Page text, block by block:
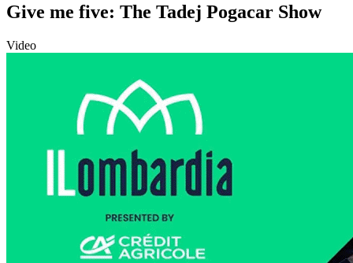
Give me five: The Tadej Pogacar Show
Video